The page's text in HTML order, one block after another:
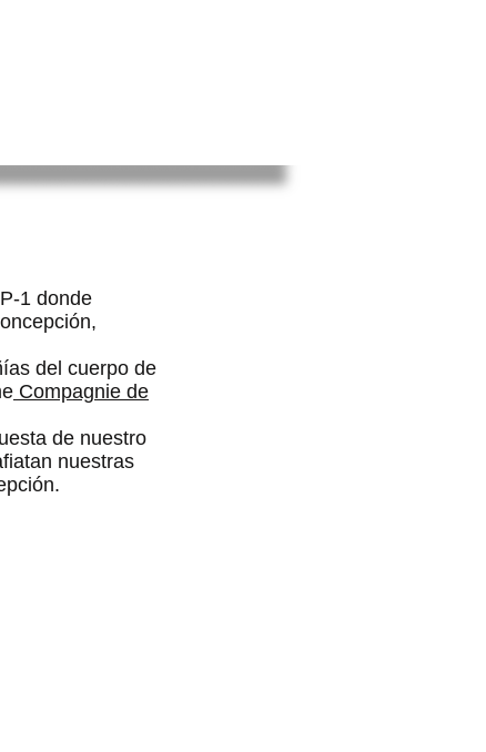
1 donde
del cuerpo de
Compagnie de
de nuestro
nuestras